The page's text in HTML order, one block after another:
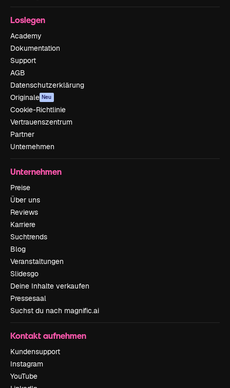
Loslegen
Academy
Dokumentation
Support
AGB
Datenschutzerklärung
Originale Neu
Cookie-Richtlinie
Vertrauenszentrum
Partner
Unternehmen
Unternehmen
Preise
Über uns
Reviews
Karriere
Suchtrends
Blog
Veranstaltungen
Slidesgo
Deine Inhalte verkaufen
Pressesaal
Suchst du nach magnific.ai
Kontakt aufnehmen
Kundensupport
Instagram
YouTube